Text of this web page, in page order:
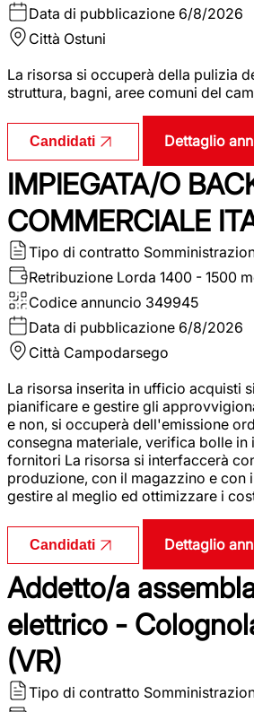
Data di pubblicazione 6/8/2026
Città Ostuni
La risorsa si occuperà della pulizia
struttura, bagni, aree comuni del
Candidati Dettaglio
IMPIEGATA/O
COMMERCIALE
Tipo di contratto
Retribuzione Lorda 1400 - 1500
Codice annuncio 349945
Data di pubblicazione 6/8/2026
Città Campodarsego
La risorsa inserita in ufficio acquisti
pianificare e gestire gli
e non, si occuperà dell'emissione
consegna materiale, verifica bolle in
fornitori La risorsa si interfaccerà
produzione, con il magazzino e con
gestire al meglio ed ottimizzare i
Candidati Dettaglio
Addetto/a
elettrico -
(VR)
Tipo di contratto